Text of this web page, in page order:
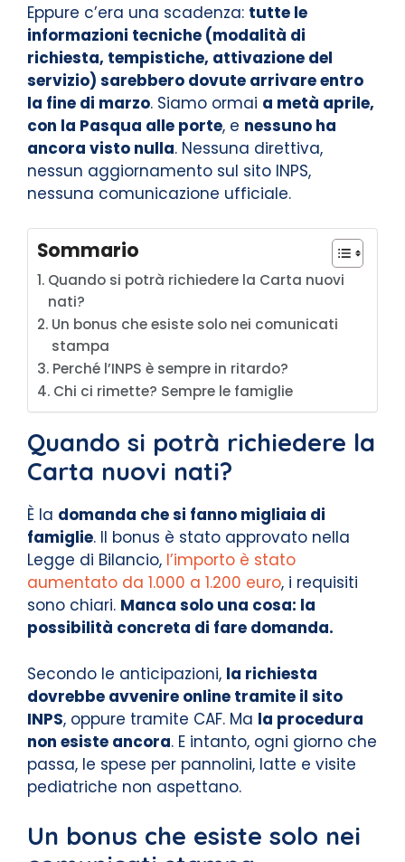
Eppure c’era una scadenza: tutte le
informazioni tecniche (modalità di
richiesta, tempistiche, attivazione del
servizio) sarebbero dovute arrivare entro
la fine di marzo. Siamo ormai a metà aprile,
con la Pasqua alle porte, e nessuno ha
ancora visto nulla. Nessuna direttiva,
nessun aggiornamento sul sito INPS,
nessuna comunicazione ufficiale.
Sommario
Quando si potrà richiedere la Carta nuovi
nati?
Un bonus che esiste solo nei comunicati
stampa
Perché l’INPS è sempre in ritardo?
Chi ci rimette? Sempre le famiglie
Quando si potrà richiedere la
Carta nuovi nati?
È la domanda che si fanno migliaia di
famiglie. Il bonus è stato approvato nella
Legge di Bilancio, l’importo è stato
aumentato da 1.000 a 1.200 euro, i requisiti
sono chiari. Manca solo una cosa: la
possibilità concreta di fare domanda.
Secondo le anticipazioni, la richiesta
dovrebbe avvenire online tramite il sito
INPS, oppure tramite CAF. Ma la procedura
non esiste ancora. E intanto, ogni giorno che
passa, le spese per pannolini, latte e visite
pediatriche non aspettano.
Un bonus che esiste solo nei